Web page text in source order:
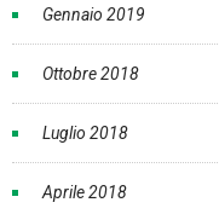
Gennaio 2019
Ottobre 2018
Luglio 2018
Aprile 2018